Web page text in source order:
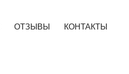
ОТЗЫВЫ КОНТАКТЫ